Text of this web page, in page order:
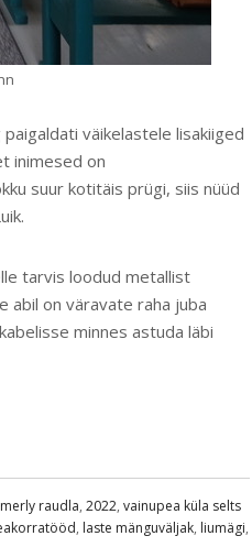
väikelastele lisakiiged
inimesed on
suur kotitäis prügi, siis nüüd
tarvis loodud metallist
abil on väravate raha juba
minnes astuda läbi
merly raudla, 2022, vainupea küla selts
, laste mänguväljak, liumägi,